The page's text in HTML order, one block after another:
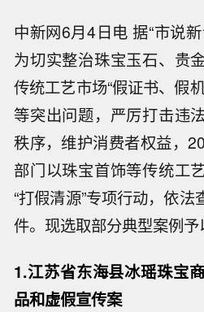
中新网6月4日电 据“市说新
为切实整治珠宝玉石、贵
传统工艺市场“假证书、假
等突出问题，严厉打击违
秩序，维护消费者权益，
部门以珠宝首饰等传统工
“打假清源”专项行动，依
件。现选取部分典型案例予
1.江苏省东海县冰瑶珠宝
品和虚假宣传案